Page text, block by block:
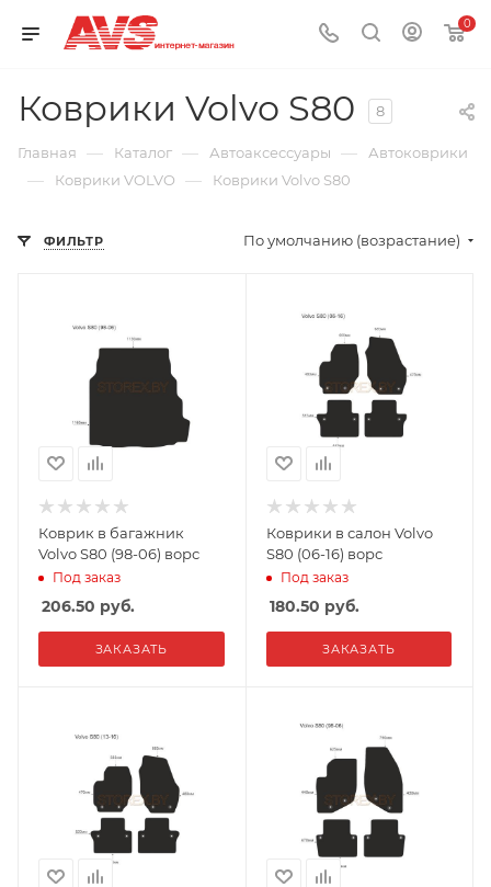
0
Коврики Volvo S80 8
Главная — Каталог — Автоаксессуары — Автоковрики
— Коврики VOLVO — Коврики Volvo S80
ФИЛЬТР По умолчанию (возрастание)
Коврик в багажник
Volvo S80 (98-06) ворс
Под заказ
206.50 руб.
ЗАКАЗАТЬ
Коврики в салон Volvo
S80 (06-16) ворс
Под заказ
180.50 руб.
ЗАКАЗАТЬ